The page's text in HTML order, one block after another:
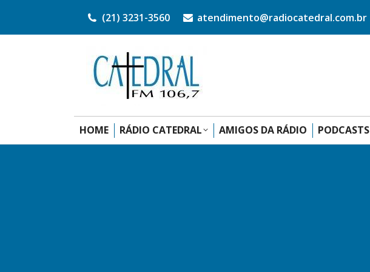
(21) 3231-3560 atendimento@radiocatedral.com.br
HOME RÁDIO CATEDRAL AMIGOS DA RÁDIO PODCASTS
HOME RÁDIO